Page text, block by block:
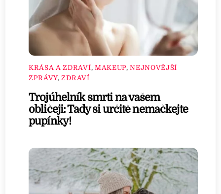
KRÁSA A ZDRAVÍ, MAKEUP,NEJNOVĚJŠÍ
ZPRÁVY,ZDRAVÍ
Trojúhelník smrti na vašem
obličeji: Tady si určitě nemačkejte
pupínky!